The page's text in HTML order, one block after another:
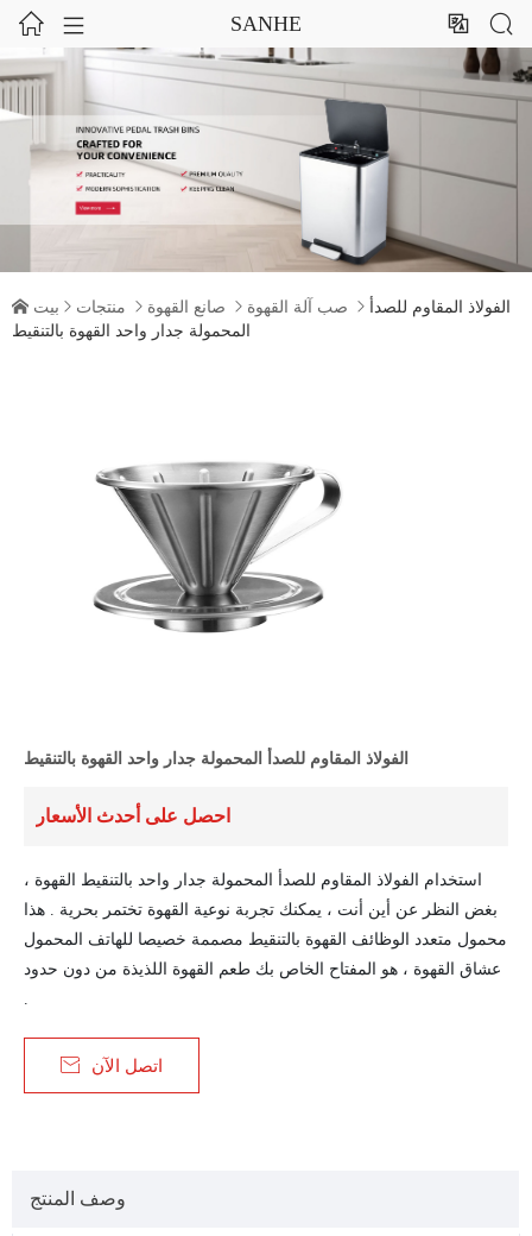
  SANHE  
 بيت  منتجات  صانع القهوة  صب آلة القهوة  الفولاذ المقاوم للصدأ
المحمولة جدار واحد القهوة بالتنقيط
الفولاذ المقاوم للصدأ المحمولة جدار واحد القهوة بالتنقيط
احصل على أحدث الأسعار
استخدام الفولاذ المقاوم للصدأ المحمولة جدار واحد بالتنقيط القهوة ،
بغض النظر عن أين أنت ، يمكنك تجربة نوعية القهوة تختمر بحرية . هذا
محمول متعدد الوظائف القهوة بالتنقيط مصممة خصيصا للهاتف المحمول
عشاق القهوة ، هو المفتاح الخاص بك طعم القهوة اللذيذة من دون حدود
.
 اتصل الآن
وصف المنتج